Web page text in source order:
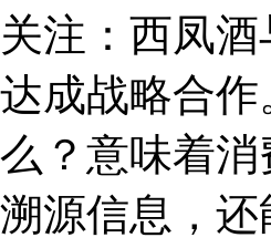
注：西凤
成战略合作
？意味着
源信息，还